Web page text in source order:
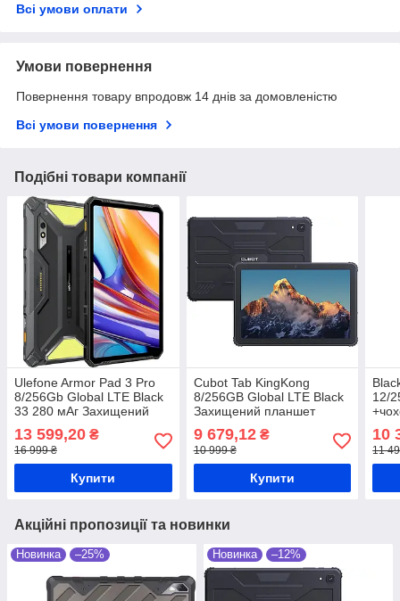
Всі умови оплати
Умови повернення
Повернення товару впродовж 14 днів за домовленістю
Всі умови повернення
Подібні товари компанії
Ulefone Armor Pad 3 Pro
8/256Gb Global LTE Black
33 280 мАг Захищений
планшет
13 599,20 ₴
16 999 ₴
Купити
Cubot Tab KingKong
8/256GB Global LTE Black
Захищений планшет
MediaTek MT8788 10600
мАг
9 679,12₴
10 999 ₴
Купити
12/
мАг
10
11
Акційні пропозиції та новинки
Новинка –25% Новинка –12%